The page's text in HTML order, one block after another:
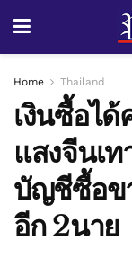
Home Thailand
เงินซื้อได้
แสงจีนเท
บัญชีซื้อข
อีก 2นาย